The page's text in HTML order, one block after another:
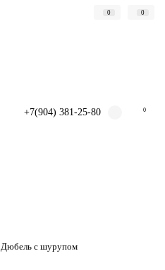
0 0
+7(904) 381-25-80 0
Дюбель с шурупом